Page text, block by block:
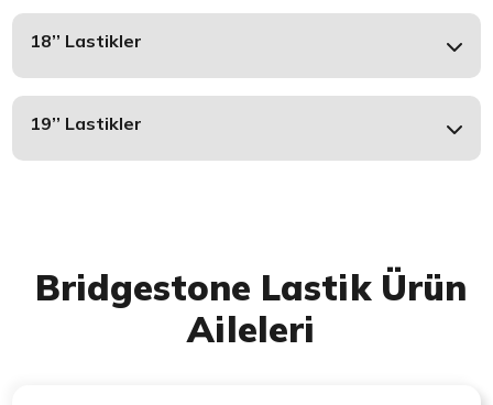
18’’ Lastikler
19’’ Lastikler
Bridgestone Lastik Ürün
Aileleri